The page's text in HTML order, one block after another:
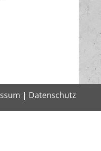
| Datenschutz